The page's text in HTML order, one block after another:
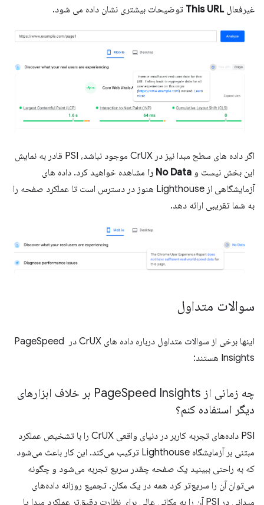
غیرفعالThis URL توضیحات بیشتری نشان داده می شود.
اگر داده های سطح مبدا نیز در CrUX موجود نباشد، PSI قادر به نمایش
این بخش نیست و No Data را
مشاهده خواهید کرد. داده های
آزمایشگاهی از Lighthouse هنوز در دسترس است تا عملکرد صفحه را
به شما تقریبی ارائه دهد.
سوالات متداول
اینها برخی از سوالات متداول درباره داده های CrUX در PageSpeed ​​
Insights هستند:
چه زمانی از Page
Speed ​​Insights بر خلاف ابزارهای
دیگر استفاده کنم؟
PSI داده‌های تجربه کاربر در دنیای واقعی CrUX را با تشخیص عملکرد
مبتنی بر آزمایشگاه Lighthouse ترکیب می‌کند. این کار باعث می‌شود
که به راحتی ببینید یک صفحه چقدر سریع تجربه می‌شود و چگونه
می‌توان آن را سریع‌تر کرد همه در یک مکان. تجمیع روزانه داده‌های
میدانی در PSI آن را به مکانی عالی برای نظارت دقیق‌تر عملکرد مبدا یا